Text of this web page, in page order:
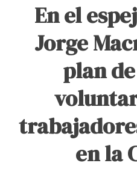
En el
Jorge
plan
en la